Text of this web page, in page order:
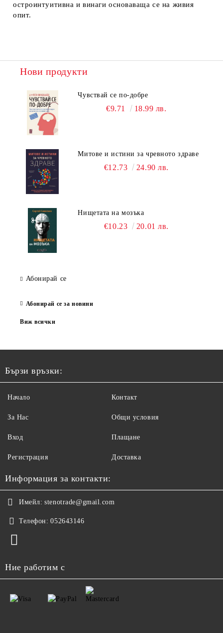
остроинтуитивна и винаги основаваща се на живия
опит.
Нови продукти
Чувствай се по-добре
€9.71 18.99 лв.
Митове и истини за чревното здраве
€12.73 24.90 лв.
Нищетата на мозъка
€10.23 20.01 лв.
Абонирай се
Абонирай се за новини
Виж всички
Бързи връзки:
Начало
За Нас
Вход
Регистрация
Контакт
Общи условия
Плащане
Доставка
Информация за контакти:
Имейл: stenotrade@gmail.com
Телефон: 052643146
Ние работим с